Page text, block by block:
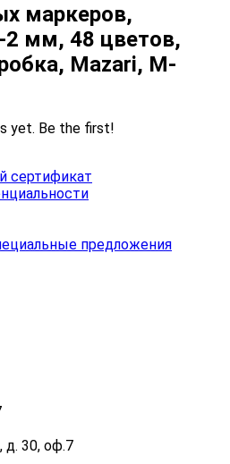
маркеров,
2 мм, 48 цветов,
Mazari, M-
yet. Be the first!
сертификат
предложения
д. 30, оф.7